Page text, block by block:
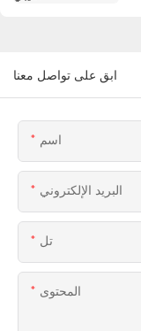
ابق على تواصل معنا
اسم
البريد الإلكتروني
تل
المحتوى